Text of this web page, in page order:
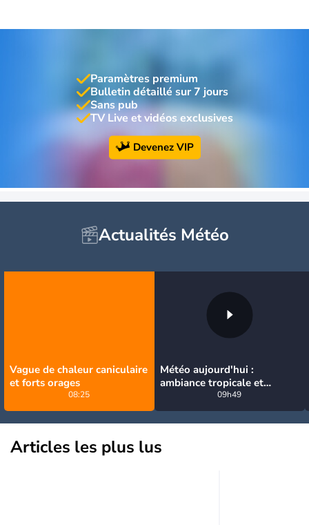
Paramètres premium
Bulletin détaillé sur 7 jours
Sans pub
TV Live et vidéos exclusives
Devenez VIP
Actualités Météo
Vague de chaleur caniculaire
et forts orages
08:25
Météo aujourd'hui :
ambiance tropicale et
orageuse ce dimanche
09h49
Articles les plus lus